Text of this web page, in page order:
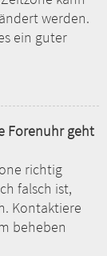
werden.
ein guter
Forenuhr geht
richtig
falsch ist,
Kontaktiere
beheben